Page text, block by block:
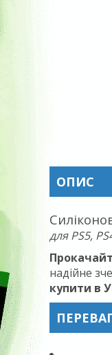
ОПИС
для PS5,
надійне
купити в